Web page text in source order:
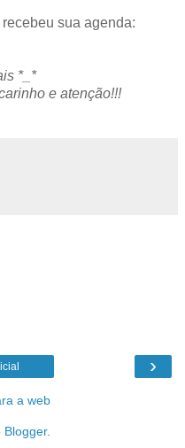
sua agenda:
*_*
e atenção!!!
›
a web
Blogger.